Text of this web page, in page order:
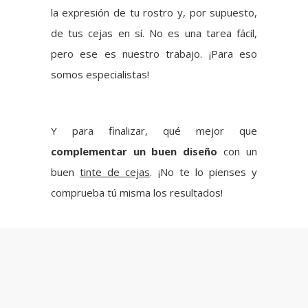
la expresión de tu rostro y, por supuesto,
de tus cejas en sí. No es una tarea fácil,
pero ese es nuestro trabajo. ¡Para eso
somos especialistas!
Y para finalizar, qué mejor que
complementar un buen diseño con un
buen tinte de cejas. ¡No te lo pienses y
comprueba tú misma los resultados!